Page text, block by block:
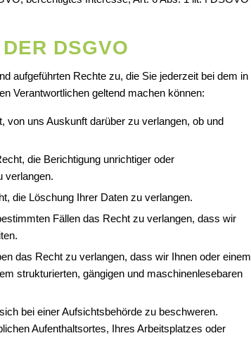
DSGVO
aufgeführten Rechte zu, die Sie jederzeit bei dem in
Verantwortlichen geltend machen können:
von uns Auskunft darüber zu verlangen, ob und
die Berichtigung unrichtiger oder
verlangen.
die Löschung Ihrer Daten zu verlangen.
Fällen das Recht zu verlangen, dass wir
das Recht zu verlangen, dass wir Ihnen oder einem
strukturierten, gängigen und maschinenlesebaren
bei einer Aufsichtsbehörde zu beschweren.
Aufenthaltsortes, Ihres Arbeitsplatzes oder